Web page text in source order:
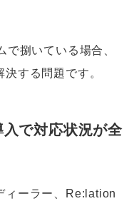
で捌いている場合、
する問題です。
で対応状況が全
ィーラー、Re:lation